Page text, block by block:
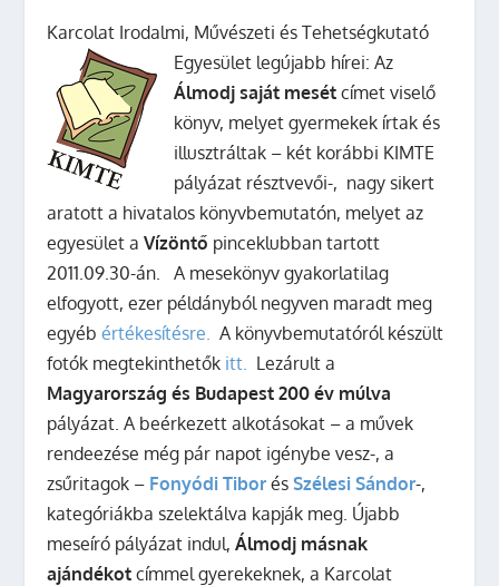
Karcolat Irodalmi, Művészeti és Tehetségkutató
Egyesület legújabb hírei:Az
Álmodj saját mesét címet viselő
könyv, melyet gyermekek írtak és
illusztráltak – két korábbi KIMTE
pályázat résztvevői-, nagy sikert
aratott a hivatalos könyvbemutatón, melyet az
egyesület aVízöntő pinceklubban tartott
2011.09.30-án. A mesekönyv gyakorlatilag
elfogyott, ezer példányból negyven maradt meg
egyéb értékesítésre. A könyvbemutatóról készült
fotók megtekinthetők itt. Lezárult a
Magyarország és Budapest 200 év múlva
pályázat. A beérkezett alkotásokat – a művek
rendeezése még pár napot igénybe vesz-, a
zsűritagok – Fonyódi Tibor ésSzélesi Sándor-,
kategóriákba szelektálva kapják meg. Újabb
meseíró pályázat indul, Álmodj másnak
ajándékotcímmel gyerekeknek, a Karcolat